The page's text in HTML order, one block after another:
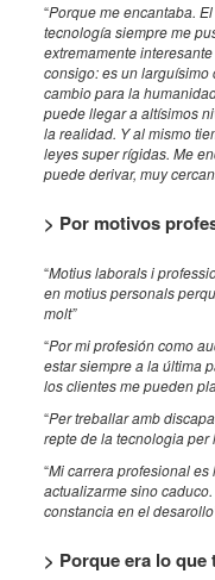
“Porque me encantaba.
tecnología siempre me
extremamente
consigo: es un
cambio para la
puede llegar a altísimos
la realidad. Y al mismo
leyes super rígidas. Me
puede derivar, muy
> Por motivos
“Motius laborals i
en motius personals
molt”
“Por mi profesión como
estar siempre a la última
los clientes me pueden
“Per treballar amb
repte de la tecnologia per
“Mi carrera profesional
actualizarme sino
constancia en el
> Porque era lo que